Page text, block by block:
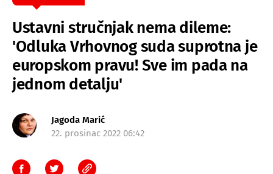
Ustavni stručnjak nema dileme:
'Odluka Vrhovnog suda suprotna je
europskom pravu! Sve im pada na
jednom detalju'
Jagoda Marić
22. prosinac 2022 06:42